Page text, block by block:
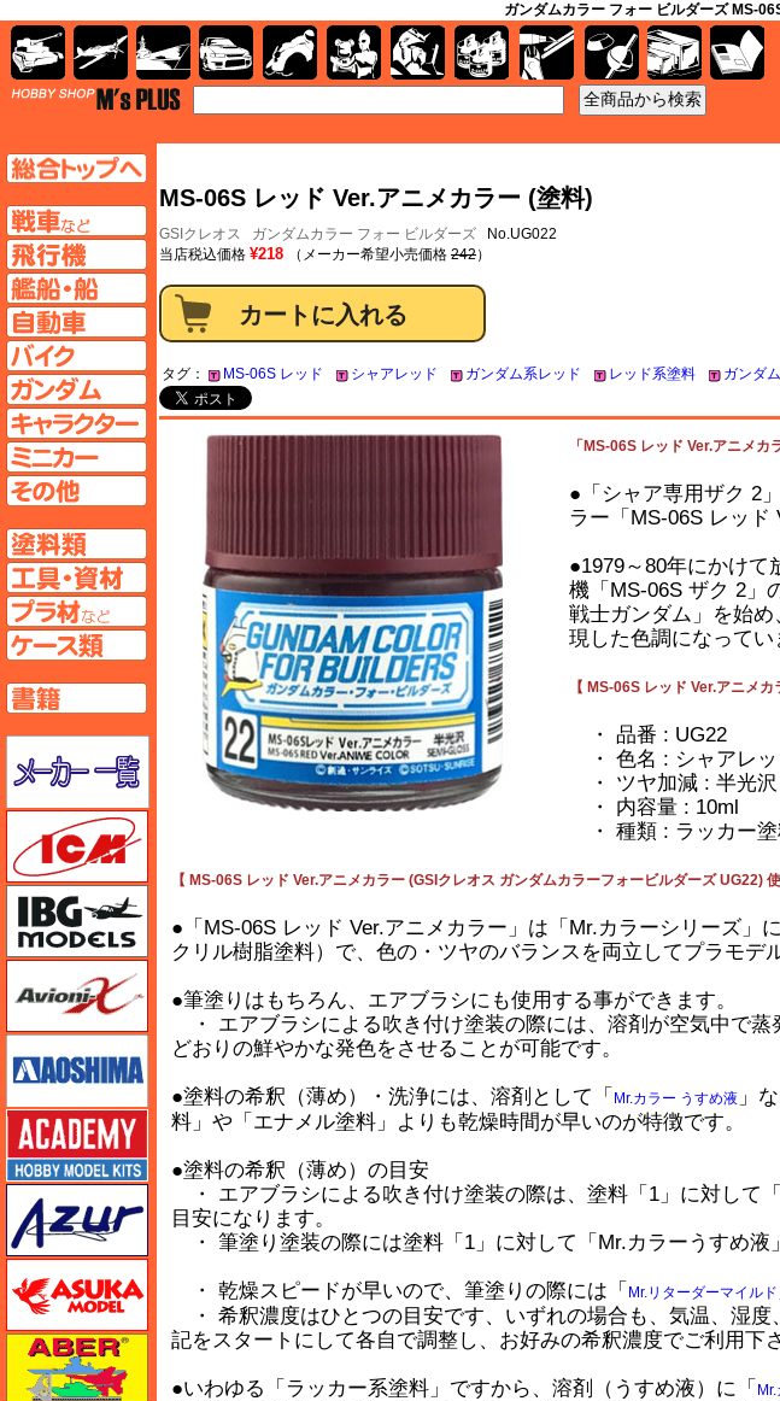
ガンダムカラー フォー ビルダーズ MS-
MS-06S レッド Ver.アニメカラー (塗料)
GSIクレオス ガンダムカラー フォー ビルダーズ No.UG022
当店税込価格 ¥218 （メーカー希望小売価格 242）
タグ： MS-06S レッド シャアレッド ガンダム系レッド レッド系塗料 ガンダ
「MS-06S レッド Ver.アニメ
●「シャア専用ザク 2
ラー「MS-06S レッド
●1979～80年にかけて
機「MS-06S ザク 2」
戦士ガンダム」を始
現した色調になってい
【 MS-06S レッド Ver.アニメ
・ 品番 : UG22
・ 色名 : シャアレ
・ ツヤ加減 : 半光沢
・ 内容量 : 10ml
・ 種類 : ラッカー
【 MS-06S レッド Ver.アニメカラー (GSIクレオス ガンダムカラーフォービルダーズ UG22) 使
●「MS-06S レッド Ver.アニメカラー」は「Mr.カラーシリーズ
クリル樹脂塗料）で、色の・ツヤのバランスを両立してプラモデ
●筆塗りはもちろん、エアブラシにも使用する事ができます。
・ エアブラシによる吹き付け塗装の際には、溶剤が空気中で
どおりの鮮やかな発色をさせることが可能です。
●塗料の希釈（薄め）・洗浄には、溶剤として「 Mr.カラー うすめ液 」
料」や「エナメル塗料」よりも乾燥時間が早いのが特徴です。
●塗料の希釈（薄め）の目安
・ エアブラシによる吹き付け塗装の際は、塗料「1」に対して
目安になります。
・ 筆塗り塗装の際には塗料「1」に対して「Mr.カラーうすめ液
・ 乾燥スピードが早いので、筆塗りの際には「 Mr.リターダーマイルド
・ 希釈濃度はひとつの目安です、いずれの場合も、気温、湿
記をスタートにして各自で調整し、お好みの希釈濃度でご利用下さ
●いわゆる「ラッカー系塗料」ですから、溶剤（うすめ液）に「
飛行機ページへ
艦船ページへ
自動車ページへ
ガンダムページへ
キャラクターページへ
工具ページへ
プラ材ページへ
ケースページへ
書籍ページへ
メーカー一覧のページはこちら
アオシマ
アカデミー
アズール
アベール
AFV 飛行機 艦船 自動車 バイク キャラクターガンダム 塗料 工具 資材 ケース